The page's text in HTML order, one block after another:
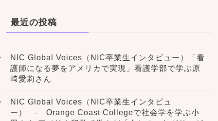
最近の投稿
NIC Global Voices（NIC卒業生インタビュー）「看
護師になる夢をアメリカで実現」看護学部で学ぶ原
﨑愛莉さん
NIC Global Voices（NIC卒業生インタビュ
ー） - Orange Coast Collegeで社会学を学ぶ小